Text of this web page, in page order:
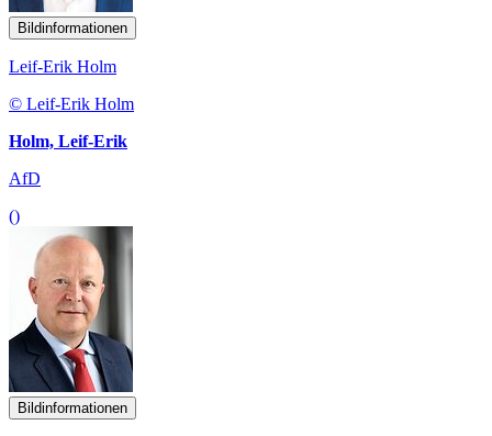
Bildinformationen
Leif-Erik Holm
© Leif-Erik Holm
Holm, Leif-Erik
AfD
()
Bildinformationen